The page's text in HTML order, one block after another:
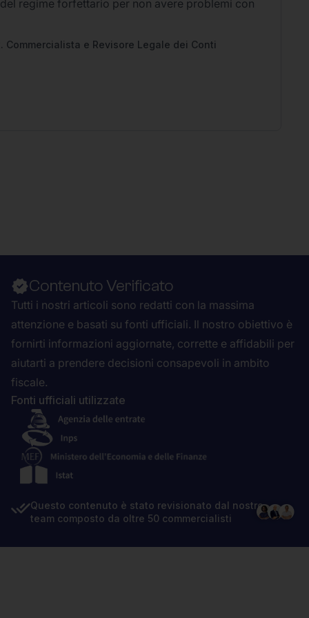
regime forfettario per non avere problemi con
Commercialista e Revisore Legale dei Conti
Contenuto Verificato
Tutti i nostri articoli sono redatti con la massima
attenzione e basati su fonti ufficiali. Il nostro obiettivo è
fornirti informazioni aggiornate, corrette e affidabili per
aiutarti a prendere decisioni consapevoli in ambito
fiscale.
Fonti ufficiali utilizzate
Questo contenuto è stato revisionato dal nostro
team composto da oltre 50 commercialisti